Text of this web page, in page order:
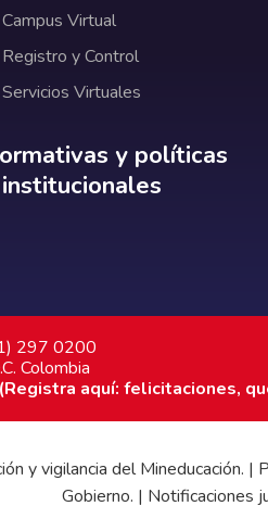
Campus Virtual
Registro y Control
Servicios Virtuales
Normativas y políticas
y políticas
institucionales
297 0200
Colombia
aquí: felicitaciones,
y vigilancia del
Gobierno. | Notificaciones